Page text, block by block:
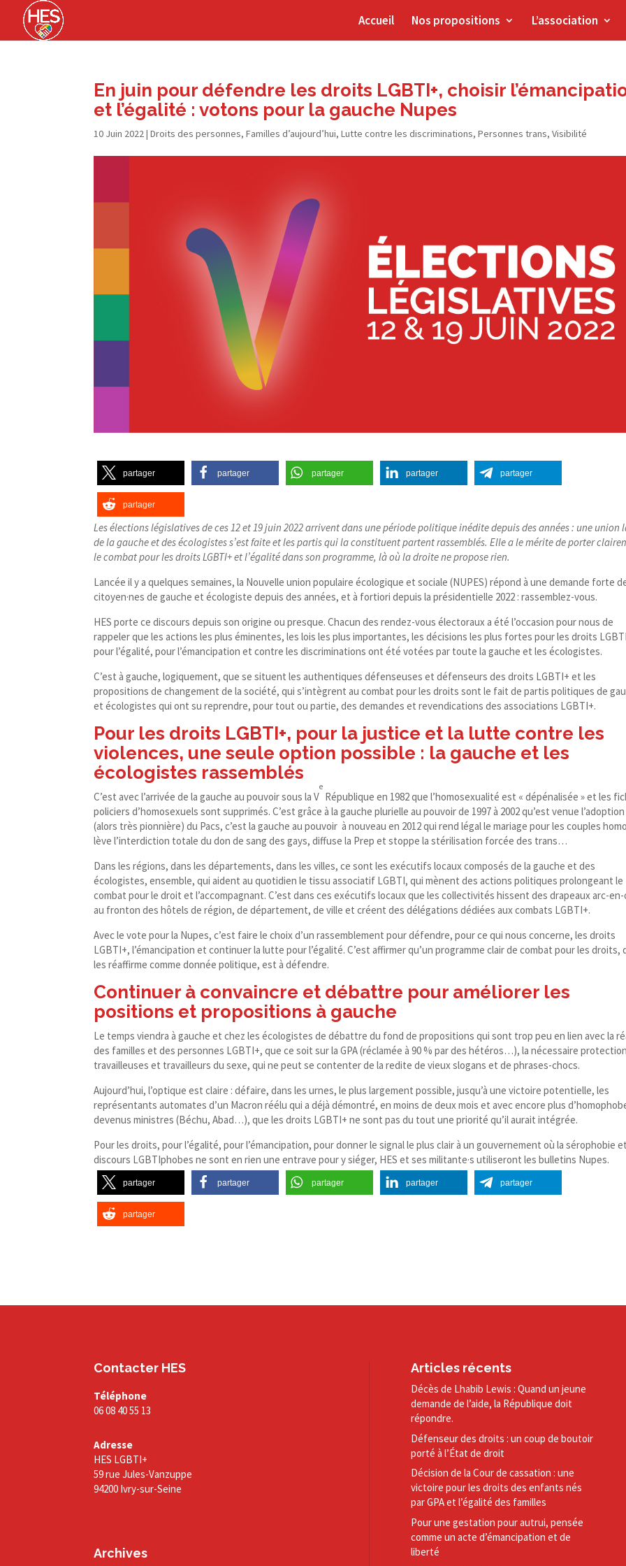
Accueil Nos propositions L’association
En juin pour défendre les droits LGBTI+, choisir
et l’égalité : votons pour la gauche Nupes
10 Juin 2022|Droits des personnes,Familles d’aujourd’hui,Lutte contre les discriminations,Personnes trans,Visibilité
partager partager partager partager partager
partager
Les élections législatives de ces 12 et 19 juin 2022 arrivent dans une période politique inédite depuis des années : une union
de la gauche et des écologistes s’est faite et les partis qui la constituent partent rassemblés. Elle a le mérite de porter
le combat pour les droits LGBTI+ et l’égalité dans son programme, là où la droite ne propose rien.
Lancée il y a quelques semaines, la Nouvelle union populaire écologique et sociale (NUPES) répond à une demande forte
citoyen·nes de gauche et écologiste depuis des années, et à fortiori depuis la présidentielle 2022 : rassemblez-vous.
HES porte ce discours depuis son origine ou presque. Chacun des rendez-​vous électoraux a été l’occasion pour nous de
rappeler que les actions les plus éminentes, les lois les plus importantes, les décisions les plus fortes pour les droits
pour l’égalité, pour l’émancipation et contre les discriminations ont été votées par toute la gauche et les écologistes.
C’est à gauche, logiquement, que se situent les authentiques défenseuses et défenseurs des droits LGBTI+ et les
propositions de changement de la société, qui s’intègrent au combat pour les droits sont le fait de partis politiques de
et écologistes qui ont su reprendre, pour tout ou partie, des demandes et revendications des associations LGBTI+.
Pour les droits LGBTI+, pour la justice et la lutte contre les
violences, une seule option possible : la gauche et les
écologistes rassemblés
C’est avec l’arrivée de la gauche au pouvoir sous la V
e
République en 1982 que l’homosexualité est « dépénalisée » et les
policiers d’homosexuels sont supprimés. C’est grâce à la gauche plurielle au pouvoir de 1997 à 2002 qu’est venue l’adoption
(alors très pionnière) du Pacs, c’est la gauche au pouvoir à nouveau en 2012 qui rend légal le mariage pour les couples
lève l’interdiction totale du don de sang des gays, diffuse la Prep et stoppe la stérilisation forcée des trans…
Dans les régions, dans les départements, dans les villes, ce sont les exécutifs locaux composés de la gauche et des
écologistes, ensemble, qui aident au quotidien le tissu associatif LGBTI, qui mènent des actions politiques prolongeant le
combat pour le droit et l’accompagnant. C’est dans ces exécutifs locaux que les collectivités hissent des drapeaux arc-​
au fronton des hôtels de région, de département, de ville et créent des délégations dédiées aux combats LGBTI+.
Avec le vote pour la Nupes, c’est faire le choix d’un rassemblement pour défendre, pour ce qui nous concerne, les droits
LGBTI+, l’émancipation et continuer la lutte pour l’égalité. C’est affirmer qu’un programme clair de combat pour les droits,
les réaffirme comme donnée politique, est à défendre.
Continuer à convaincre et débattre pour améliorer les
positions et propositions à gauche
Le temps viendra à gauche et chez les écologistes de débattre du fond de propositions qui sont trop peu en lien avec la
des familles et des personnes LGBTI+, que ce soit sur la GPA (réclamée à 90 % par des hétéros…), la nécessaire
travailleuses et travailleurs du sexe, qui ne peut se contenter de la redite de vieux slogans et de phrases-chocs.
Aujourd’hui, l’optique est claire : défaire, dans les urnes, le plus largement possible, jusqu’à une victoire potentielle, les
représentants automates d’un Macron réélu qui a déjà démontré, en moins de deux mois et avec encore plus
devenus ministres (Béchu, Abad…), que les droits LGBTI+ ne sont pas du tout une priorité qu’il aurait intégrée.
Pour les droits, pour l’égalité, pour l’émancipation, pour donner le signal le plus clair à un gouvernement où la sérophobie
discours LGBTIphobes ne sont en rien une entrave pour y siéger, HES et ses militante·s utiliseront les bulletins Nupes.
partager partager partager partager partager
partager
Contacter HES
Téléphone
06 08 40 55 13
Adresse
HES LGBTI+
59 rue Jules-Vanzuppe
94200 Ivry-sur-Seine
Archives
Articles récents
Décès de Lhabib Lewis : Quand un jeune
demande de l’aide, la République doit
répondre.
Défenseur des droits : un coup de boutoir
porté à l’État de droit
Décision de la Cour de cassation : une
victoire pour les droits des enfants nés
par GPA et l’égalité des familles
Pour une gestation pour autrui, pensée
comme un acte d’émancipation et de
liberté